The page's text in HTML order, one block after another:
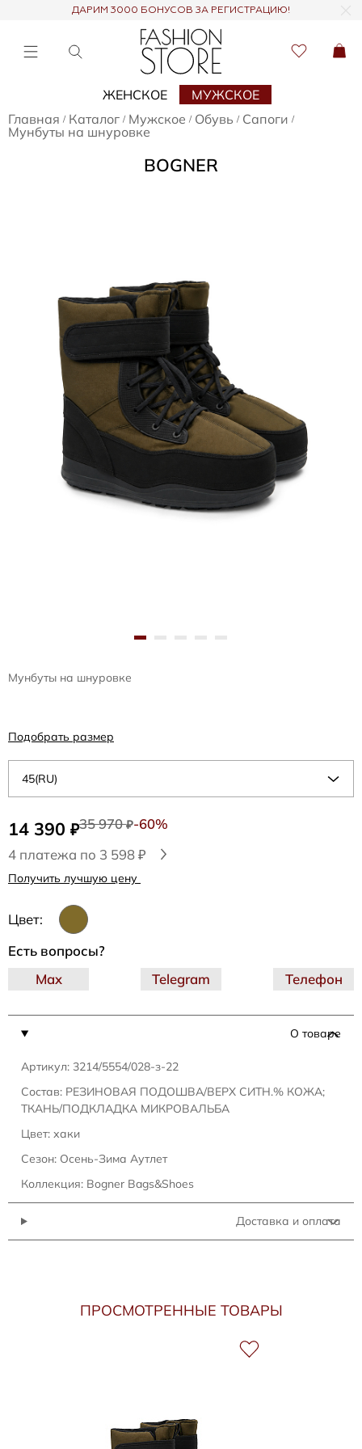
ДАРИМ 3000 БОНУСОВ ЗА РЕГИСТРАЦИЮ!
ЖЕНСКОЕ
МУЖСКОЕ
Главная / Каталог / Мужское / Обувь / Сапоги /
Мунбуты на шнуровке
BOGNER
Мунбуты на шнуровке
14 390 ₽35 970₽-60%
4 платежа по 3 598 ₽
Получить лучшую цену
Цвет:
45(RU)
Подобрать размер
О товаре
Артикул: 3214/5554/028-з-22
Состав: РЕЗИНОВАЯ ПОДОШВА/ВЕРХ СИТН.% КОЖА;
ТКАНЬ/ПОДКЛАДКА МИКРОВАЛЬБА
Цвет: хаки
Сезон: Осень-Зима Аутлет
Коллекция: Bogner Bags&Shoes
Доставка и оплата
Есть вопросы?
Telegram
Max Телефон
ПРОСМОТРЕННЫЕ ТОВАРЫ